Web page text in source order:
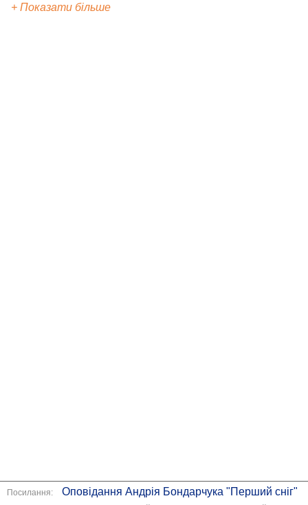
+ Показати більше
Посилання: Оповідання Андрія Бондарчука "Перший сніг"